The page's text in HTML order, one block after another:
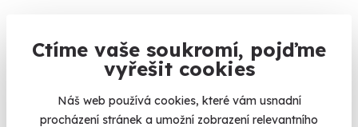
Ctíme vaše soukromí, pojďme
vyřešit cookies
Náš web používá cookies, které vám usnadní
procházení stránek a umožní zobrazení relevantního
Jízda v McLarenu 675 LT
Sedněte za volant legendy autosportu!
Brno (+ 2 další lokality)